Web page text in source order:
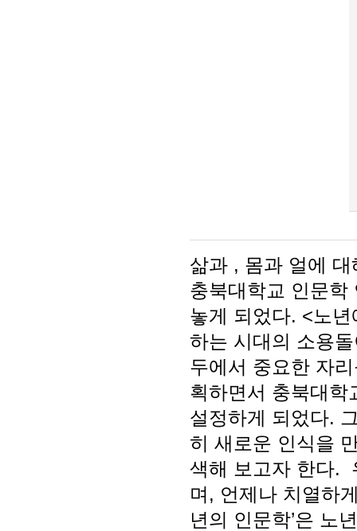
삶과 , 몸과 얼에
충북대학교 인문학
놓게 되었다. <노
하는 시대의 소용
두에서 중요한 자
획하면서 충북대학
설정하게 되었다.
히 새로운 인식을
색해 보고자 한다.
며, 언제나 치열하
년의 인문학’은 노